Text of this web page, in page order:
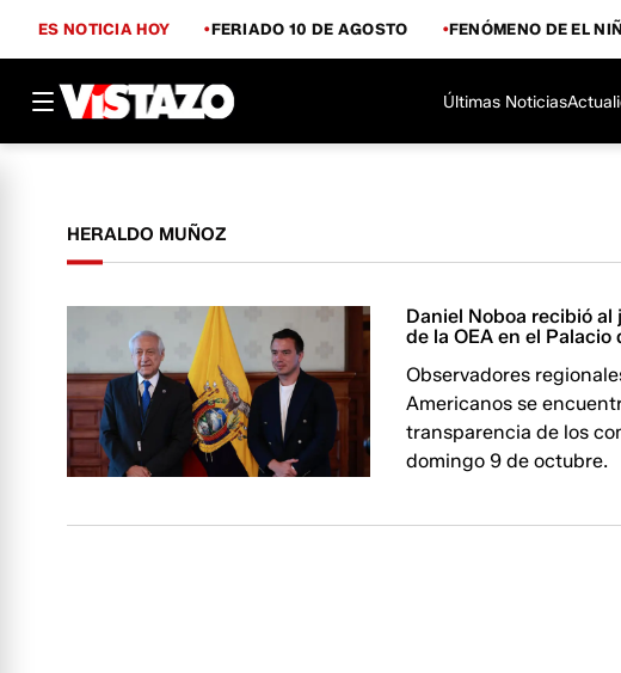
ES NOTICIA HOY FERIADO 10 DE AGOSTO FENÓMENO DE EL
Últimas Noticias
HERALDO MUÑOZ
Daniel Noboa recibió
de la OEA en el
Observadores
Americanos se
transparencia de los
domingo 9 de octubre.